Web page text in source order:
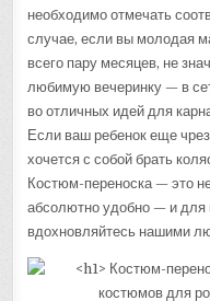
необходимо отмечать
случае, если вы молодая
всего пару месяцев, не
любимую вечеринку — в
во отличных идей для
Если ваш ребенок еще
хочется с собой брать
Костюм-переноска — это
абсолютно удобно — и для
вдохновляйтесь нашими